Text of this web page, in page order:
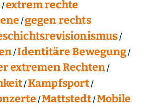
extrem rechte
gegen rechts
Identitäre Bewegung
extremen Rechten
Kampfsport
Mattstedt Mobile